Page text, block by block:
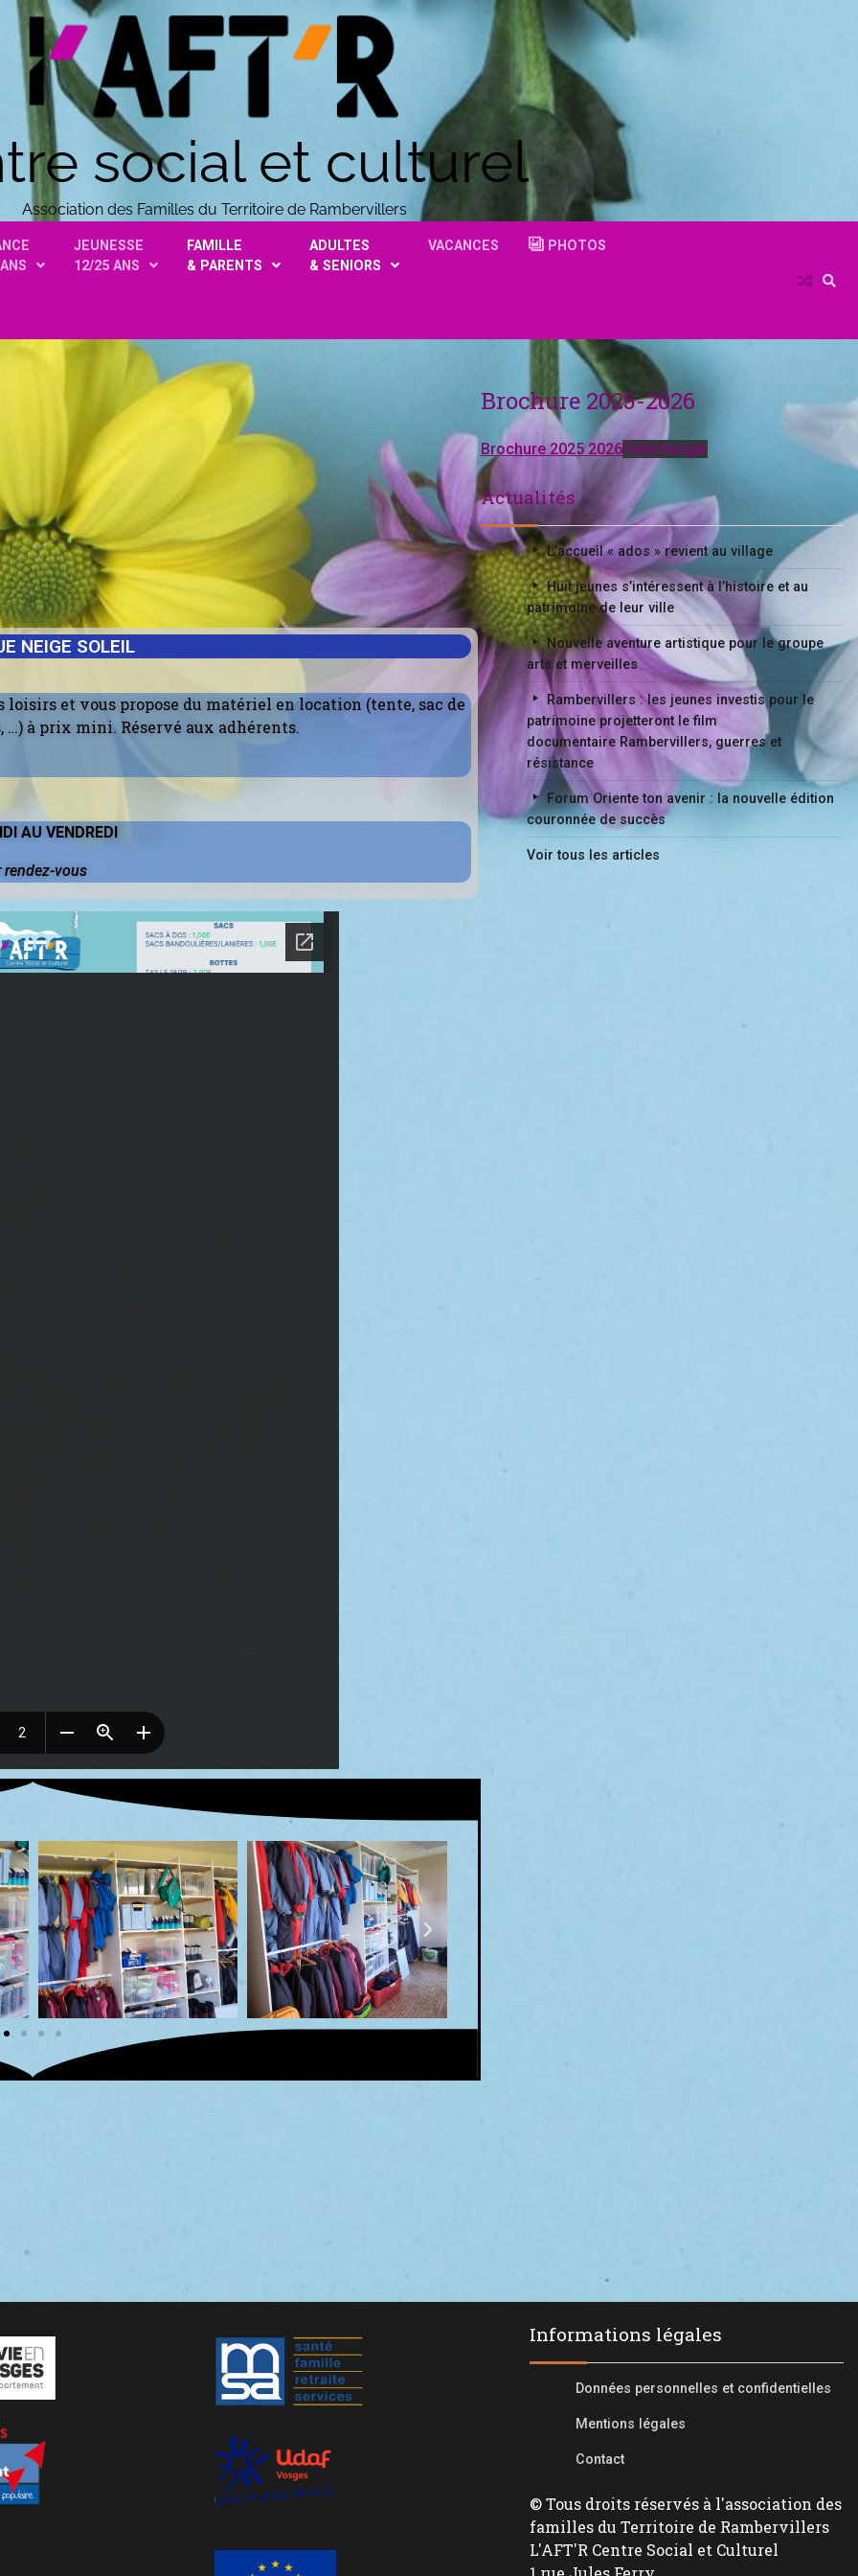
social et culturel
Association des Familles du Territoire de Rambervillers
JEUNESSE
12/25 ANS
FAMILLE
& PARENTS
ADULTES
& SENIORS
VACANCES PHOTOS
NEIGE SOLEIL
loisirs et vous propose du matériel en location (tente, sac de
…) à prix mini. Réservé aux adhérents.
AU VENDREDI
rendez-vous
Brochure 2025-2026
Brochure 2025 2026Télécharger
Actualités
L’accueil « ados » revient au village
Huit jeunes s’intéressent à l’histoire et au
patrimoine de leur ville
Nouvelle aventure artistique pour le groupe
arts et merveilles
Rambervillers : les jeunes investis pour le
patrimoine projetteront le film
documentaire Rambervillers, guerres et
résistance
Forum Oriente ton avenir : la nouvelle édition
couronnée de succès
Voir tous les articles
Informations légales
Données personnelles et confidentielles
Mentions légales
Contact
© Tous droits réservés à l'association des
familles du Territoire de Rambervillers
L'AFT'R Centre Social et Culturel